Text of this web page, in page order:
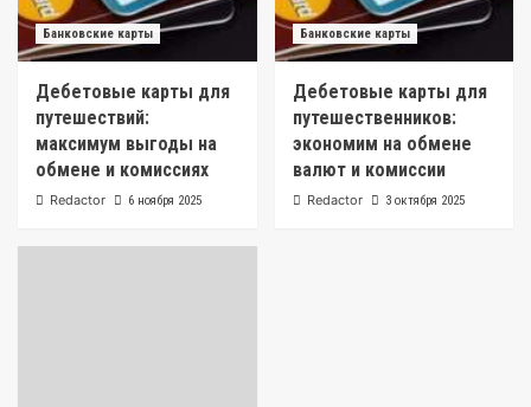
Банковские карты
Дебетовые карты для
путешествий:
максимум выгоды на
обмене и комиссиях
Redactor 6 ноября 2025
Банковские карты
Дебетовые карты для
путешественников:
экономим на обмене
валют и комиссии
Redactor 3 октября 2025